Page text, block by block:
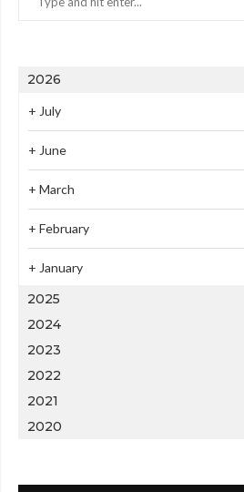
2026
+ July
+ June
+ March
+ February
+ January
2025
2024
2023
2022
2021
2020